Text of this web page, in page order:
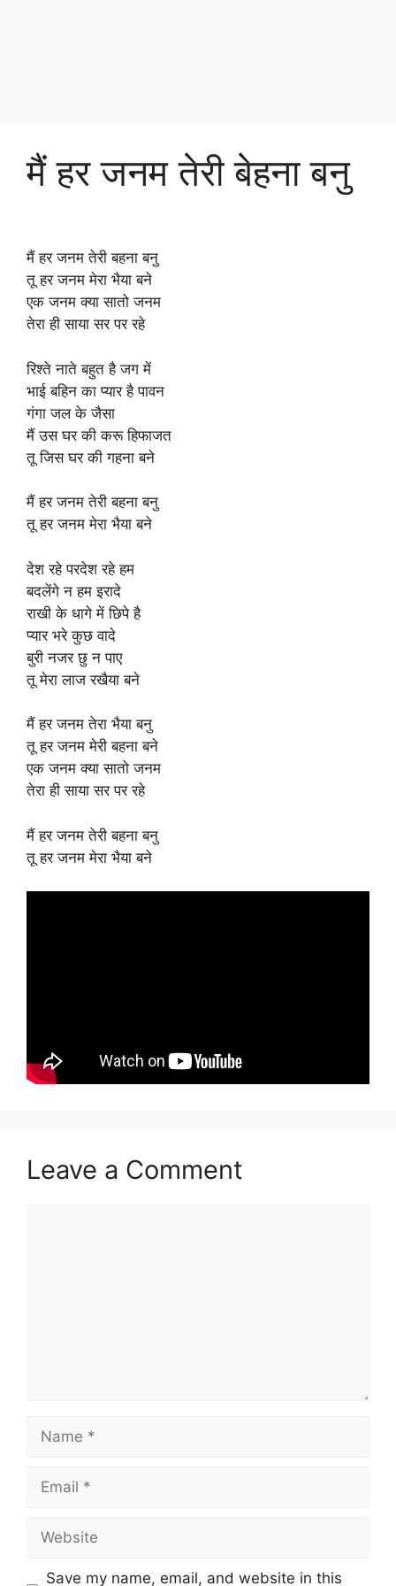
मैं हर जनम तेरी बेहना बनु
मैं हर जनम तेरी बहना बनु
तू हर जनम मेरा भैया बने
एक जनम क्या सातो जनम
तेरा ही साया सर पर रहे
रिश्ते नाते बहुत है जग में
भाई बहिन का प्यार है पावन
गंगा जल के जैसा
मैं उस घर की करू हिफाजत
तू जिस घर की गहना बने
मैं हर जनम तेरी बहना बनु
तू हर जनम मेरा भैया बने
देश रहे परदेश रहे हम
बदलेंगे न हम इरादे
राखी के धागे में छिपे है
प्यार भरे कुछ वादे
बुरी नजर छु न पाए
तू मेरा लाज रखैया बने
मैं हर जनम तेरा भैया बनु
तू हर जनम मेरी बहना बने
एक जनम क्या सातो जनम
तेरा ही साया सर पर रहे
मैं हर जनम तेरी बहना बनु
तू हर जनम मेरा भैया बने
Leave a Comment
Name
Email
Website
Save my name, email, and website in this